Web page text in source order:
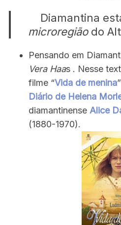
Diamantina
microregiãodo
Pensando em
Vera Haas . Nesse
filme “Vida de menina
Diário de Helena
diamantinense Alice
(1880-1970).